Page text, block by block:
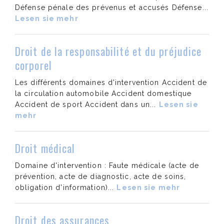
Juristischen Neuigkeiten
Kontakt
Défense pénale des prévenus et accusés Défense...
Lesen sie mehr
Droit de la responsabilité et du préjudice
corporel
Les différents domaines d'intervention Accident de
la circulation automobile Accident domestique
Accident de sport Accident dans un...
Lesen sie
mehr
Droit médical
Domaine d'intervention : Faute médicale (acte de
prévention, acte de diagnostic, acte de soins,
obligation d'information)...
Lesen sie mehr
Droit des assurances